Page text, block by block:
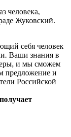
человека,
Жуковский.
себя человек
Ваши знания в
и мы сможем
предложение и
Российской